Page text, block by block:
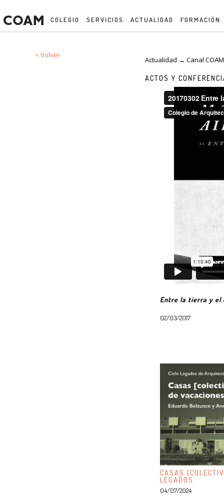
COLEGIO SERVICIOS ACTUALIDAD FORMACIÓN
< Volver
Actualidad → Canal
ACTOS Y
Entre la tierra y el
02/03/2017
CASAS
LEGADOS
04/07/2024